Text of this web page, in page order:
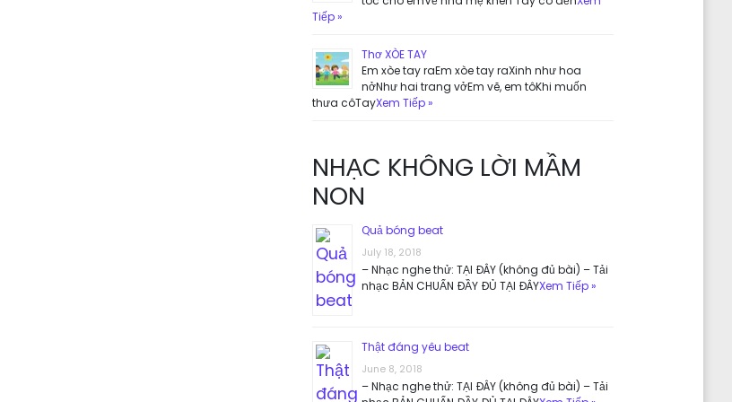
Tiếp »
Thơ XÒE TAY
Em xòe tay raEm xòe tay raXinh như hoa
nởNhư hai trang vởEm vẽ, em tôKhi muốn
thưa côTayXem Tiếp »
NHẠC KHÔNG LỜI MẦM
NON
Quả bóng beat
July 18, 2018
– Nhạc nghe thử: TẠI ĐÂY (không đủ bài) – Tải
nhạc BẢN CHUẨN ĐẦY ĐỦ TẠI ĐÂYXem Tiếp »
Thật đáng yêu beat
June 8, 2018
– Nhạc nghe thử: TẠI ĐÂY (không đủ bài) – Tải